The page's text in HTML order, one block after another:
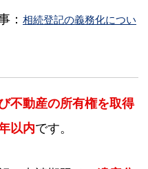
： 相続登記の義務化につい
不動産の所有権を取得
以内です。